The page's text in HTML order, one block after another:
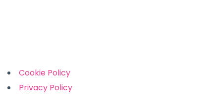
Cookie Policy
Privacy Policy